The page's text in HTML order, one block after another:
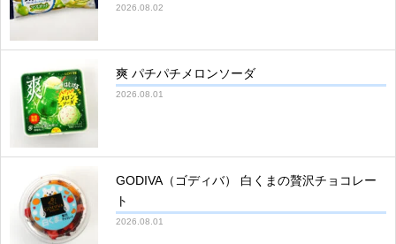
2026.08.02
爽 パチパチメロンソーダ
2026.08.01
GODIVA（ゴディバ） 白くまの贅沢チョコレー
ト
2026.08.01